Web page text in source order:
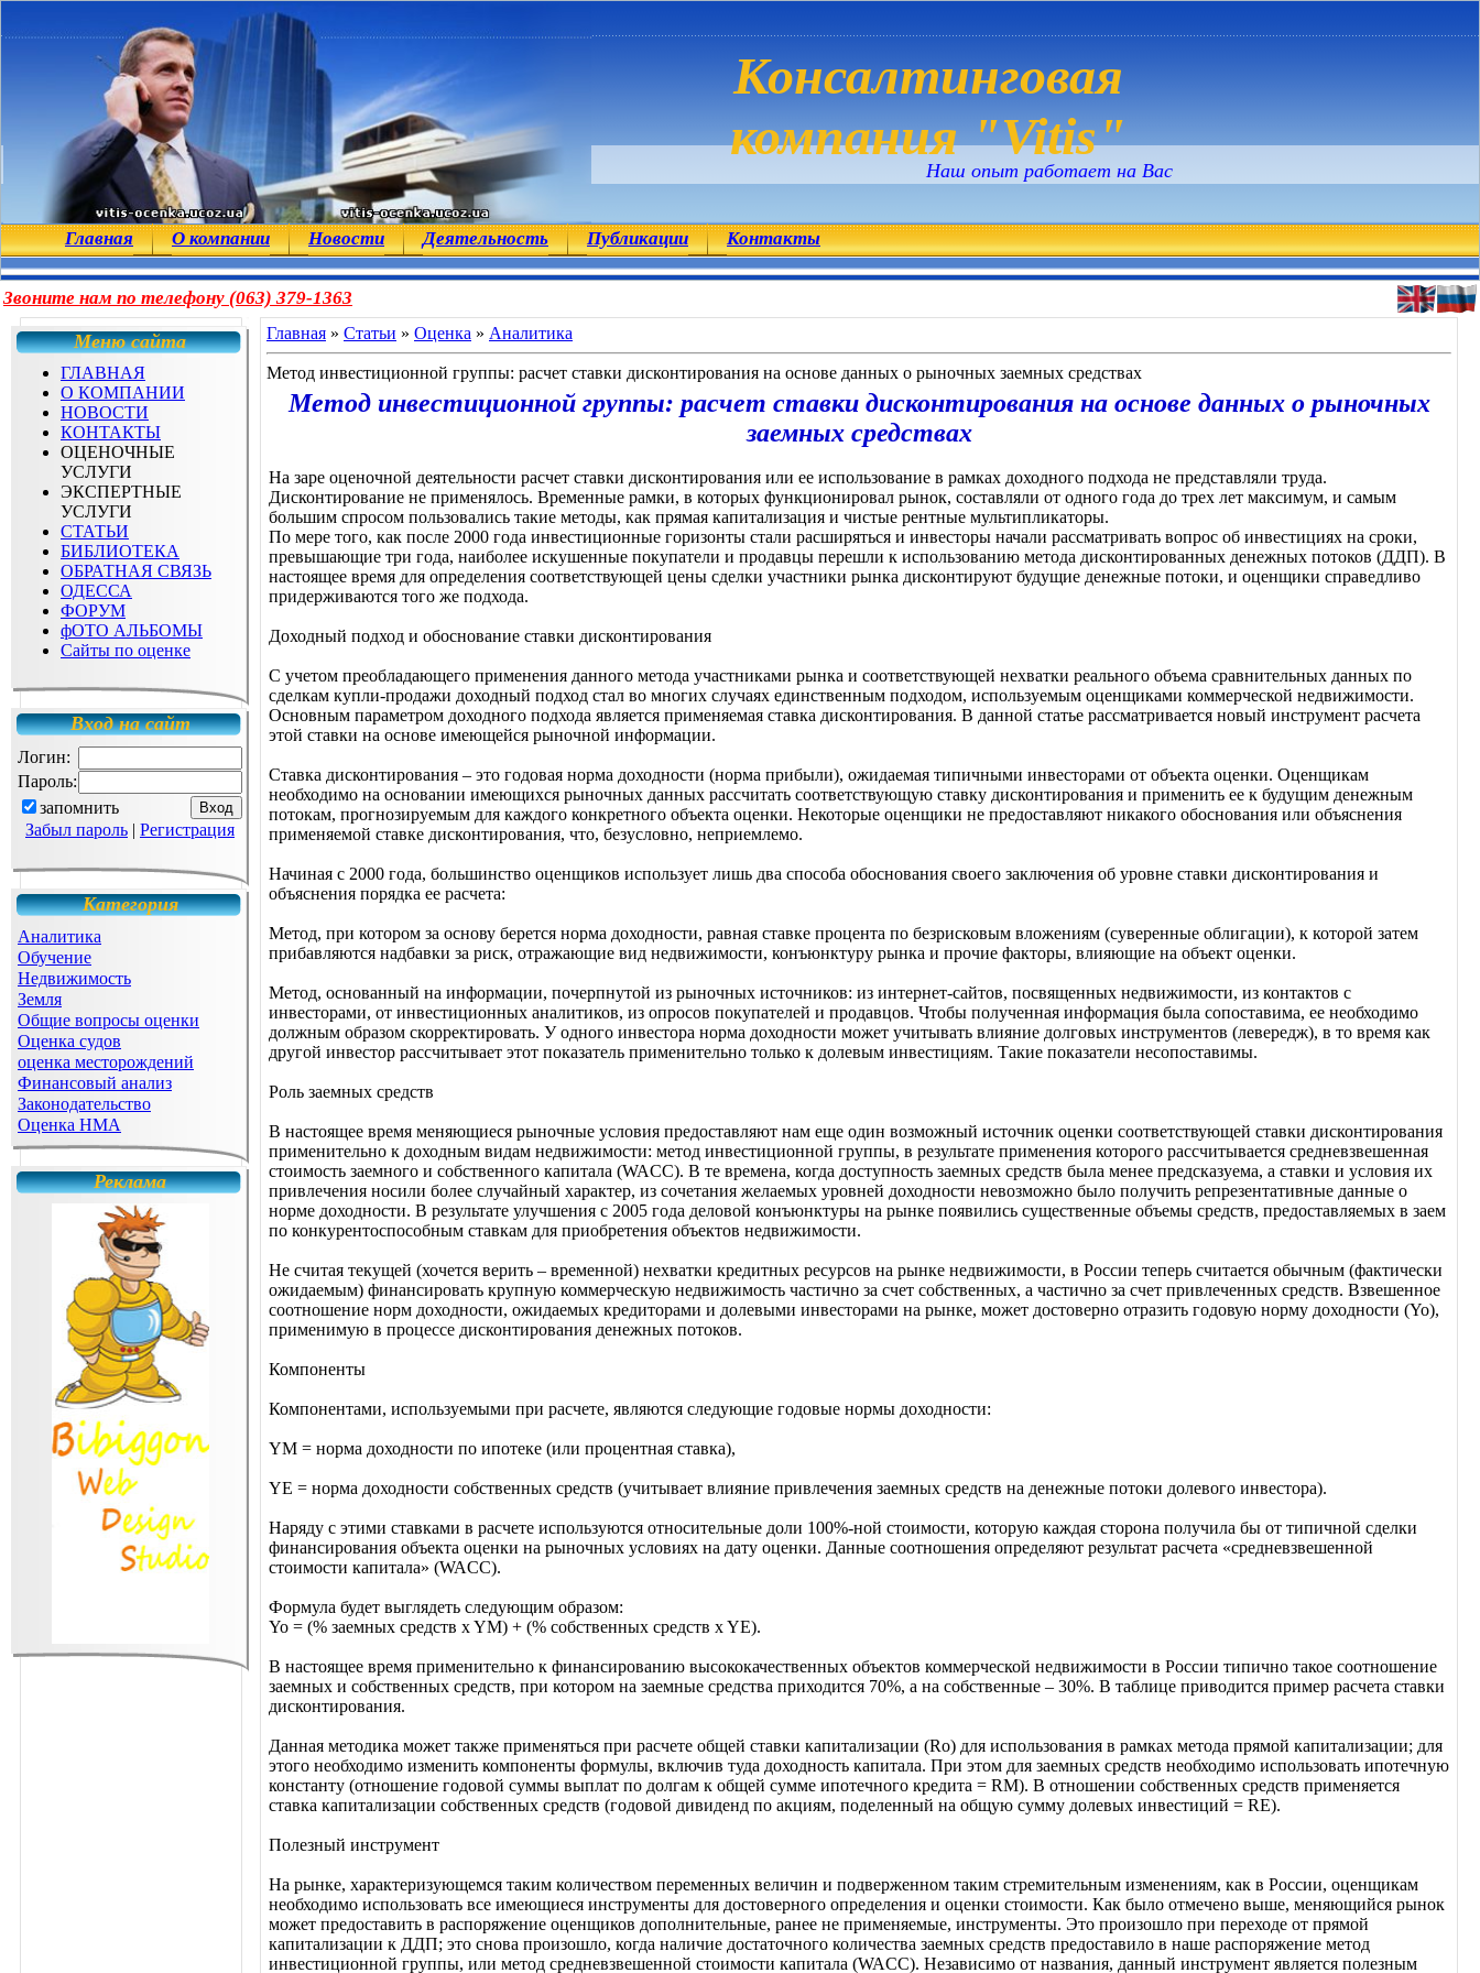
Консалтинговая
компания "Vitis"
Наш опыт работает на Вас
Главная О компании Новости Деятельность Публикации Контакты
Звоните нам по телефону (063) 379-1363
Меню сайта
ГЛАВНАЯ
О КОМПАНИИ
НОВОСТИ
КОНТАКТЫ
ОЦЕНОЧНЫЕ
УСЛУГИ
ЭКСПЕРТНЫЕ
УСЛУГИ
СТАТЬИ
БИБЛИОТЕКА
ОБРАТНАЯ СВЯЗЬ
ОДЕССА
ФОРУМ
фОТО АЛЬБОМЫ
Сайты по оценке
Вход на сайт
Логин:
Пароль:
запомнить
Забыл пароль | Регистрация
Категория
Аналитика
Обучение
Недвижимость
Земля
Общие вопросы оценки
Оценка судов
оценка месторождений
Финансовый анализ
Законодательство
Оценка НМА
Реклама
Главная » Статьи » Оценка » Аналитика
Метод инвестиционной группы: расчет ставки дисконтирования на основе данных о рыночных заемных средствах
Метод инвестиционной группы: расчет ставки дисконтирования на основе данных о рыночных
заемных средствах
На заре оценочной деятельности расчет ставки дисконтирования или ее использование в рамках доходного подхода не представляли труда.
Дисконтирование не применялось. Временные рамки, в которых функционировал рынок, составляли от одного года до трех лет максимум, и самым
большим спросом пользовались такие методы, как прямая капитализация и чистые рентные мультипликаторы.
По мере того, как после 2000 года инвестиционные горизонты стали расширяться и инвесторы начали рассматривать вопрос об инвестициях на сроки,
превышающие три года, наиболее искушенные покупатели и продавцы перешли к использованию метода дисконтированных денежных потоков (ДДП). В
настоящее время для определения соответствующей цены сделки участники рынка дисконтируют будущие денежные потоки, и оценщики справедливо
придерживаются того же подхода.
Доходный подход и обоснование ставки дисконтирования
С учетом преобладающего применения данного метода участниками рынка и соответствующей нехватки реального объема сравнительных данных по
сделкам купли-продажи доходный подход стал во многих случаях единственным подходом, используемым оценщиками коммерческой недвижимости.
Основным параметром доходного подхода является применяемая ставка дисконтирования. В данной статье рассматривается новый инструмент расчета
этой ставки на основе имеющейся рыночной информации.
Ставка дисконтирования – это годовая норма доходности (норма прибыли), ожидаемая типичными инвесторами от объекта оценки. Оценщикам
необходимо на основании имеющихся рыночных данных рассчитать соответствующую ставку дисконтирования и применить ее к будущим денежным
потокам, прогнозируемым для каждого конкретного объекта оценки. Некоторые оценщики не предоставляют никакого обоснования или объяснения
применяемой ставке дисконтирования, что, безусловно, неприемлемо.
Начиная с 2000 года, большинство оценщиков использует лишь два способа обоснования своего заключения об уровне ставки дисконтирования и
объяснения порядка ее расчета:
Метод, при котором за основу берется норма доходности, равная ставке процента по безрисковым вложениям (суверенные облигации), к которой затем
прибавляются надбавки за риск, отражающие вид недвижимости, конъюнктуру рынка и прочие факторы, влияющие на объект оценки.
Метод, основанный на информации, почерпнутой из рыночных источников: из интернет-сайтов, посвященных недвижимости, из контактов с
инвесторами, от инвестиционных аналитиков, из опросов покупателей и продавцов. Чтобы полученная информация была сопоставима, ее необходимо
должным образом скорректировать. У одного инвестора норма доходности может учитывать влияние долговых инструментов (левередж), в то время как
другой инвестор рассчитывает этот показатель применительно только к долевым инвестициям. Такие показатели несопоставимы.
Роль заемных средств
В настоящее время меняющиеся рыночные условия предоставляют нам еще один возможный источник оценки соответствующей ставки дисконтирования
применительно к доходным видам недвижимости: метод инвестиционной группы, в результате применения которого рассчитывается средневзвешенная
стоимость заемного и собственного капитала (WACC). В те времена, когда доступность заемных средств была менее предсказуема, а ставки и условия их
привлечения носили более случайный характер, из сочетания желаемых уровней доходности невозможно было получить репрезентативные данные о
норме доходности. В результате улучшения с 2005 года деловой конъюнктуры на рынке появились существенные объемы средств, предоставляемых в заем
по конкурентоспособным ставкам для приобретения объектов недвижимости.
Не считая текущей (хочется верить – временной) нехватки кредитных ресурсов на рынке недвижимости, в России теперь считается обычным (фактически
ожидаемым) финансировать крупную коммерческую недвижимость частично за счет собственных, а частично за счет привлеченных средств. Взвешенное
соотношение норм доходности, ожидаемых кредиторами и долевыми инвесторами на рынке, может достоверно отразить годовую норму доходности (Yo),
применимую в процессе дисконтирования денежных потоков.
Компоненты
Компонентами, используемыми при расчете, являются следующие годовые нормы доходности:
YM = норма доходности по ипотеке (или процентная ставка),
YE = норма доходности собственных средств (учитывает влияние привлечения заемных средств на денежные потоки долевого инвестора).
Наряду с этими ставками в расчете используются относительные доли 100%-ной стоимости, которую каждая сторона получила бы от типичной сделки
финансирования объекта оценки на рыночных условиях на дату оцeнки. Данные соотношения определяют результат расчета «средневзвешенной
стоимости капитала» (WACC).
Формула будет выглядеть следующим образом:
Yo = (% заемных средств x YM) + (% собственных средств x YE).
В настоящее время применительно к финансированию высококачественных объектов коммерческой недвижимости в России типично такое соотношение
заемных и собственных средств, при котором на заемные средства приходится 70%, а на собственные – 30%. В таблице приводится пример расчета ставки
дисконтирования.
Данная методика может также применяться при расчете общей ставки капитализации (Ro) для использования в рамках метода прямой капитализации; для
этого необходимо изменить компоненты формулы, включив туда доходность капитала. При этом для заемных средств необходимо использовать ипотечную
константу (отношение годовой суммы выплат по долгам к общей сумме ипотечного кредита = RM). В отношении собственных средств применяется
ставка капитализации собственных средств (годовой дивиденд по акциям, поделенный на общую сумму долевых инвестиций = RE).
Полезный инструмент
На рынке, характеризующемся таким количеством переменных величин и подверженном таким стремительным изменениям, как в России, оценщикам
необходимо использовать все имеющиеся инструменты для достоверного определения и оценки стоимости. Как было отмечено выше, меняющийся рынок
может предоставить в распоряжение оценщиков дополнительные, ранее не применяемые, инструменты. Это произошло при переходе от прямой
капитализации к ДДП; это снова произошло, когда наличие достаточного количества заемных средств предоставило в наше распоряжение метод
инвестиционной группы, или метод средневзвешенной стоимости капитала (WACC). Независимо от названия, данный инструмент является полезным